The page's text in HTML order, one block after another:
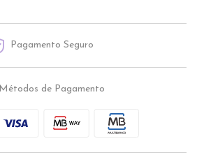
Pagamento Seguro
Métodos de Pagamento